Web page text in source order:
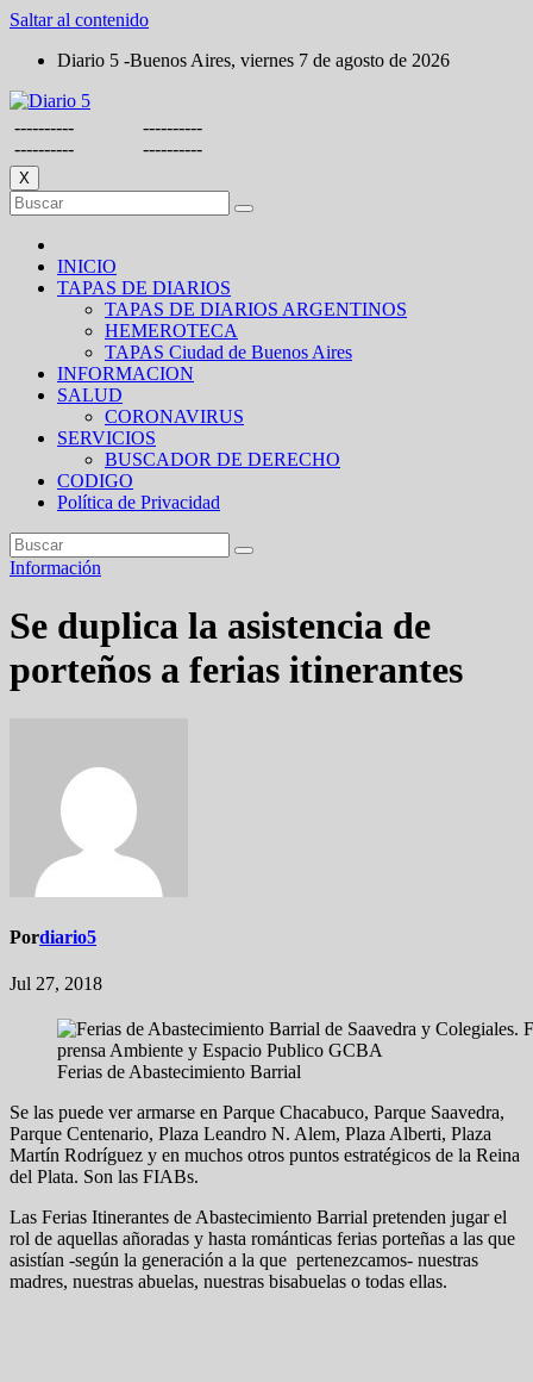
Saltar al contenido
Diario 5 -Buenos Aires, viernes 7 de agosto de 2026
----------
----------
----------
----------
X
INICIO
TAPAS DE DIARIOS
TAPAS DE DIARIOS ARGENTINOS
HEMEROTECA
TAPAS Ciudad de Buenos Aires
INFORMACION
SALUD
CORONAVIRUS
SERVICIOS
BUSCADOR DE DERECHO
CODIGO
Política de Privacidad
Información
Se duplica la asistencia de
porteños a ferias itinerantes
Pordiario5
Jul 27, 2018
Ferias de Abastecimiento Barrial
Se las puede ver armarse en Parque Chacabuco, Parque Saavedra,
Parque Centenario, Plaza Leandro N. Alem, Plaza Alberti, Plaza
Martín Rodríguez y en muchos otros puntos estratégicos de la Reina
del Plata. Son las FIABs.
Las Ferias Itinerantes de Abastecimiento Barrial pretenden jugar el
rol de aquellas añoradas y hasta románticas ferias porteñas a las que
asistían -según la generación a la que pertenezcamos- nuestras
madres, nuestras abuelas, nuestras bisabuelas o todas ellas.